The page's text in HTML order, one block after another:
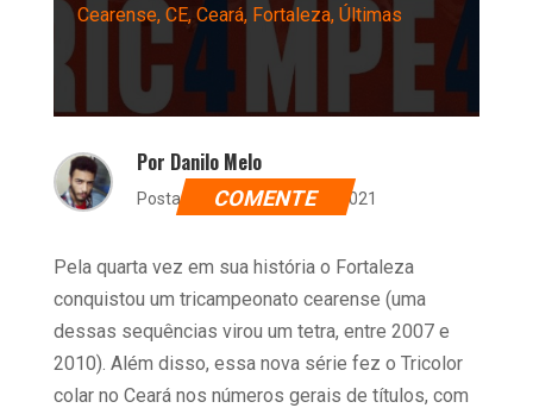
Cearense, CE, Ceará, Fortaleza, Últimas
Por Danilo Melo
Postado dia 22 de maio de 2021
COMENTE
Pela quarta vez em sua história o Fortaleza
conquistou um tricampeonato cearense (uma
dessas sequências virou um tetra, entre 2007 e
2010). Além disso, essa nova série fez o Tricolor
colar no Ceará nos números gerais de títulos, com